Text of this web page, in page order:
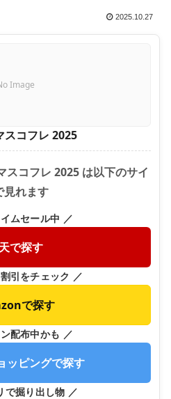
2025.10.27
Image
スコフレ 2025
スコフレ 2025 は以下のサイ
見れます
ムセール中 ／
で探す
引をチェック ／
で探す
配布中かも ／
ッピングで探す
で掘り出し物 ／